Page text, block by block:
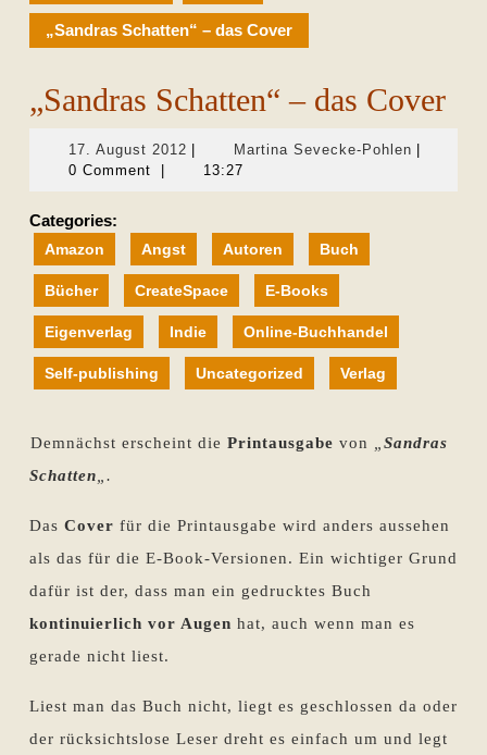
„Sandras Schatten“ – das Cover
„Sandras Schatten“ – das Cover
17. August 2012 17.
August
Martina Sevecke-PohlenMartina
0 Comment
13:27
Categories:
Amazon Angst Autoren Buch
Bücher CreateSpace E-Books
Eigenverlag Indie Online-Buchhandel
Self-publishing Uncategorized Verlag
Demnächst erscheint die Printausgabe von
Sandras
Schatten „.
Das Cover für die Printausgabe wird anders aussehen
als das für die E-Book-Versionen. Ein wichtiger Grund
dafür ist der, dass man ein gedrucktes Buch
kontinuierlich vor Augen hat, auch wenn man es
gerade nicht liest.
Liest man das Buch nicht, liegt es geschlossen da oder
der rücksichtslose Leser dreht es einfach um und legt